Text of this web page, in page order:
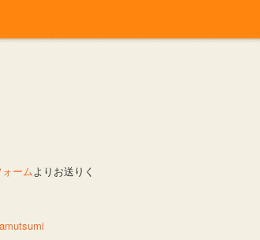
ームよりお送りく